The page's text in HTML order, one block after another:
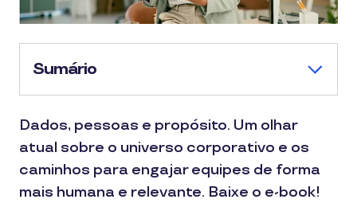
Sumário
Dados, pessoas e propósito. Um olhar
atual sobre o universo corporativo e os
caminhos para engajar equipes de forma
mais humana e relevante. Baixe o e-book!